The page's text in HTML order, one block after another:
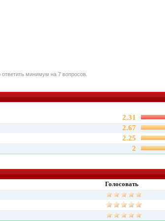
минимум на 7 вопросов.
2.31
2.67
2.25
2
Голосовать